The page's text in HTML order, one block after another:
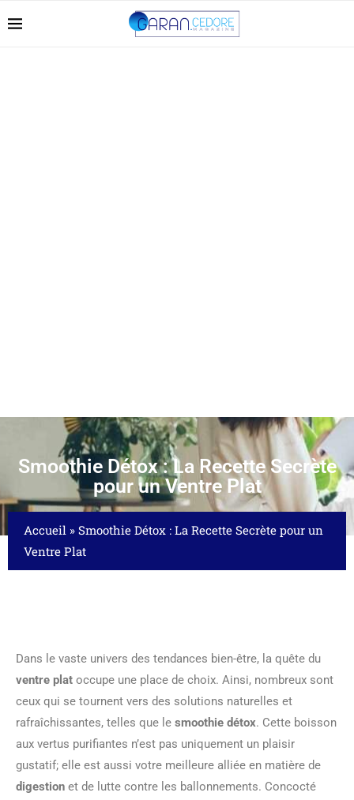
Smoothie Détox : La Recette Secrète
pour un Ventre Plat
Accueil » Smoothie Détox : La Recette Secrète pour un
Ventre Plat
Dans le vaste univers des tendances bien-être, la quête du
ventre plat occupe une place de choix. Ainsi, nombreux sont
ceux qui se tournent vers des solutions naturelles et
rafraîchissantes, telles que le smoothie détox. Cette boisson
aux vertus purifiantes n’est pas uniquement un plaisir
gustatif; elle est aussi votre meilleure alliée en matière de
digestion et de lutte contre les ballonnements. Concocté